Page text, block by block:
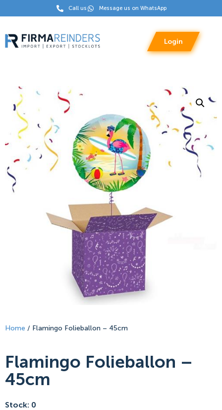
Call us Message us on WhatsApp
Login
Home / Flamingo Folieballon – 45cm
Flamingo Folieballon –
45cm
Stock: 0